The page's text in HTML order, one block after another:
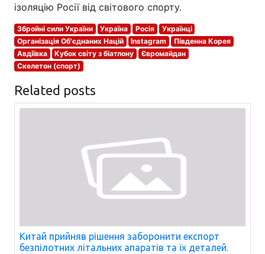
ізоляцію Росії від світового спорту.
Збройні сили України Україна Росія
Українці
Організація Об'єднаних Націй
Instagram
Південна Корея
Авдіївка
Кубок світу з біатлону
Євромайдан
Скелетон (спорт)
Related posts
Китай прийняв рішення заборонити експорт
безпілотних літальних апаратів та їх деталей.